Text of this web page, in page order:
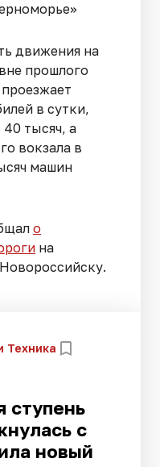
движения на
прошлого
в сутки,
тысяч, а
вокзала в
машин
о
на
Техника
ступень
с
новый